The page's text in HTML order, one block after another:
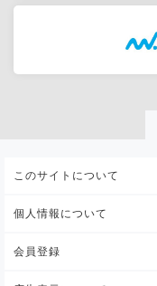
このサイトについて
個人情報について
会員登録